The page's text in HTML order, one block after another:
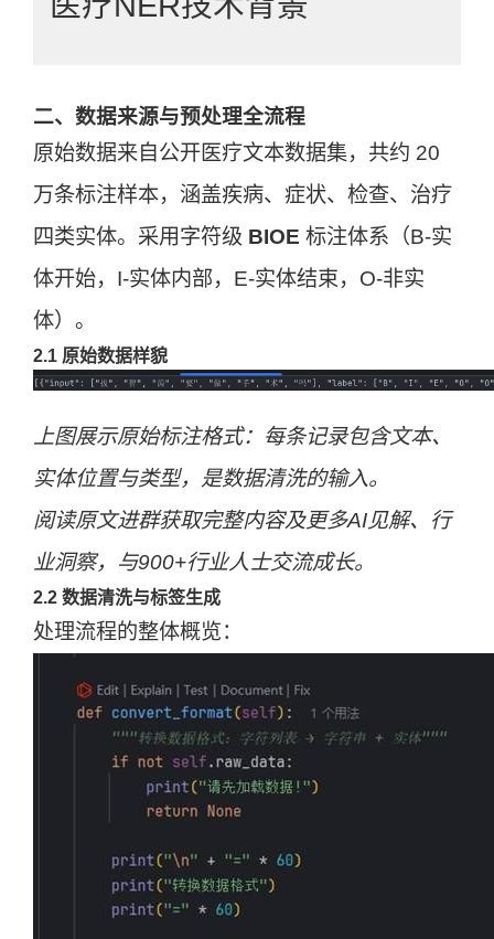
实体识别的主流架构。BERT提供动态上下
文语义表征，解决医疗同形异义词歧义；
BiLSTM捕捉序列双向依赖，强化边界识
别；CRF层通过转移约束确保标签序列全
局最优。该组合在20万条医疗标注数据上
F1可达98.9%，尤其适用于电子病历、医
学文献等非结构化文本的实体抽取任务。
二、数据来源与预处理全流程
原始数据来自公开医疗文本数据集，共约 20
万条标注样本，涵盖疾病、症状、检查、治疗
四类实体。采用字符级 BIOE 标注体系（B-实
体开始，I-实体内部，E-实体结束，O-非实
体）。
2.1 原始数据样貌
上图展示原始标注格式：每条记录包含文本、
实体位置与类型，是数据清洗的输入。
阅读原文进群获取完整内容及更多AI见解、行
业洞察，与900+行业人士交流成长。
2.2 数据清洗与标签生成
处理流程的整体概览：